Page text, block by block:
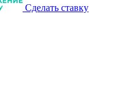
Сделать ставку